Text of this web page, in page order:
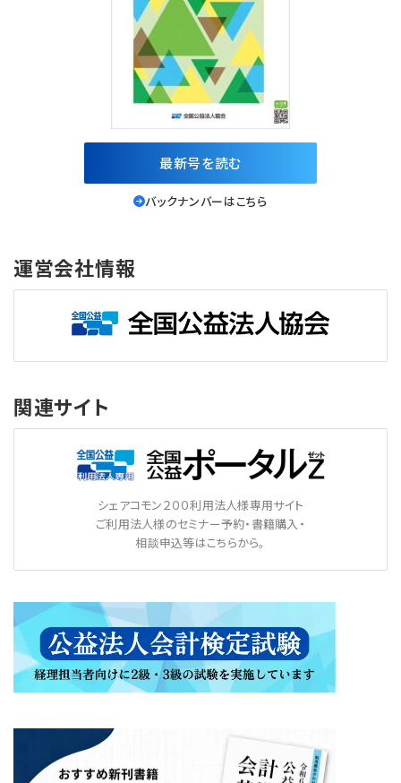
最新号を読む
バックナンバーはこちら
運営会社情報
関連サイト
シェアコモン２００利用法人様専用サイト
ご利用法人様のセミナー予約・書籍購入・
相談申込等はこちらから。